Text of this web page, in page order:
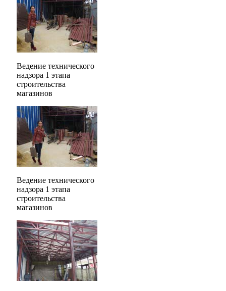
Ведение технического
надзора 1 этапа
строительства
магазинов
Ведение технического
надзора 1 этапа
строительства
магазинов